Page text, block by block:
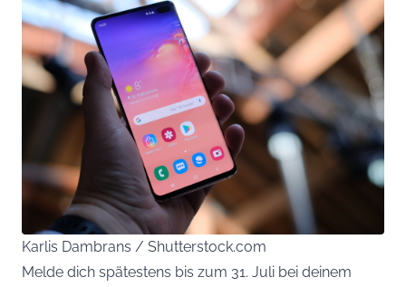
Karlis Dambrans / Shutterstock.com
Melde dich spätestens bis zum 31. Juli bei deinem